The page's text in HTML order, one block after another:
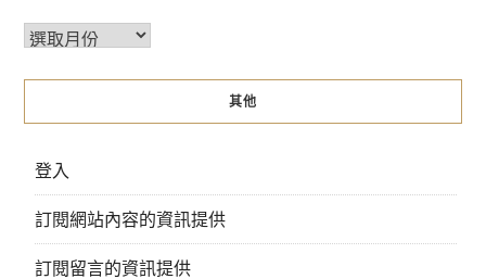
其他
登入
訂閱網站內容的資訊提供
訂閱留言的資訊提供